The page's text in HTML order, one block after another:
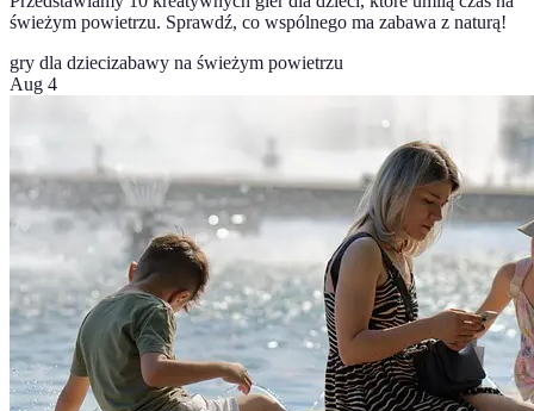
świeżym powietrzu. Sprawdź, co wspólnego ma zabawa z naturą!
gry dla dziecizabawy na świeżym powietrzu
Aug 4